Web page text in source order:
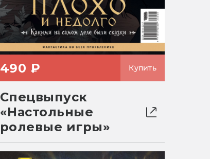
490 ₽ Купить
Спецвыпуск
«Настольные
ролевые игры»